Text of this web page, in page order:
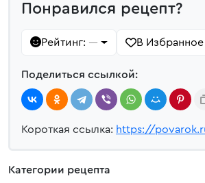
Понравился рецепт?
Рейтинг: — В Избранное
Поделиться ссылкой:
Короткая ссылка: https://
Категории рецепта